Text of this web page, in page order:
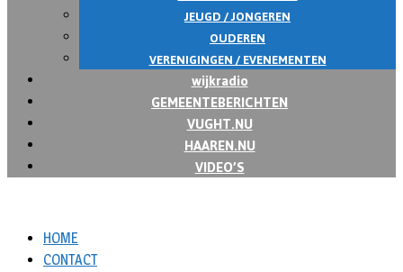
JEUGD / JONGEREN
OUDEREN
VERENIGINGEN / EVENEMENTEN
wijkradio
GEMEENTEBERICHTEN
VUGHT.NU
HAAREN.NU
VIDEO’S
HOME
CONTACT